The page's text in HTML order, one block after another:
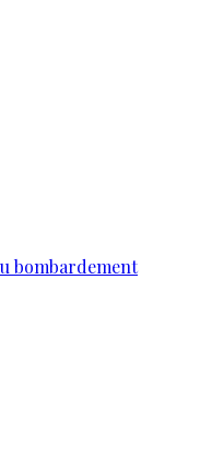
bombardement